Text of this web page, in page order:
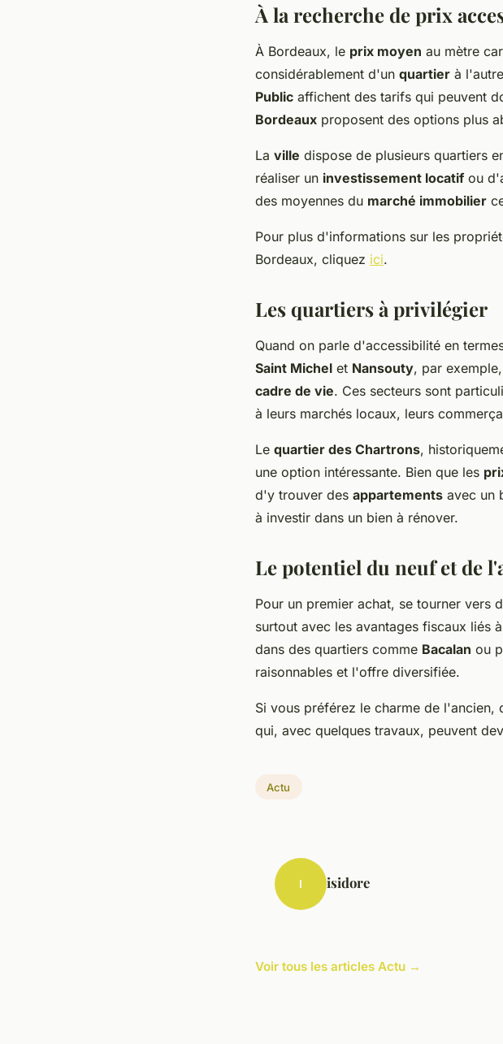
À la recherche de prix
À Bordeaux, le prix moyen au mètre
considérablement d'un quartier à
Public affichent des tarifs qui peuvent
Bordeaux proposent des options plus
La ville dispose de plusieurs quartiers
réaliser un investissement locatif ou
des moyennes du marché immobilier
Pour plus d'informations sur les
Bordeaux, cliquez ici.
Les quartiers à privilégier
Quand on parle d'accessibilité en
Saint Michel et Nansouty, par
cadre de vie. Ces secteurs sont
à leurs marchés locaux, leurs
Le quartier des Chartrons,
une option intéressante. Bien que les
d'y trouver des appartements avec un
à investir dans un bien à rénover.
Le potentiel du neuf et de
Pour un premier achat, se tourner vers
surtout avec les avantages fiscaux liés
dans des quartiers comme Bacalan ou
raisonnables et l'offre diversifiée.
Si vous préférez le charme de
qui, avec quelques travaux, peuvent
Actu
I isidore
Voir tous les articles Actu →